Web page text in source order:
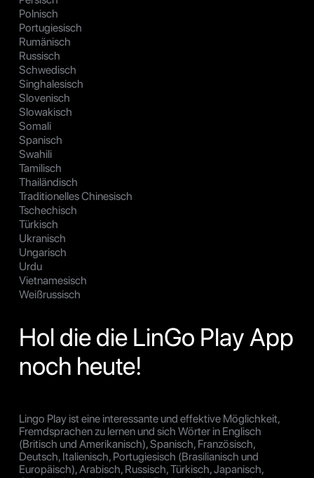
Polnisch
Portugiesisch
Rumänisch
Russisch
Schwedisch
Singhalesisch
Slovenisch
Slowakisch
Somali
Spanisch
Swahili
Tamilisch
Thailändisch
Traditionelles Chinesisch
Tschechisch
Türkisch
Ukranisch
Ungarisch
Urdu
Vietnamesisch
Weißrussisch
Hol die die LinGo Play App
noch heute!
Lingo Play ist eine interessante und effektive Möglichkeit,
Fremdsprachen zu lernen und sich Wörter in Englisch
(Britisch und Amerikanisch), Spanisch, Französisch,
Deutsch, Italienisch, Portugiesisch (Brasilianisch und
Europäisch), Arabisch, Russisch, Türkisch, Japanisch,